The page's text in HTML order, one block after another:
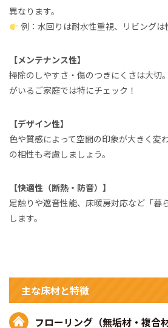
異なります。
例：水回りは耐水性重視、リビングは
【メンテナンス性】
掃除のしやすさ・傷のつきにくさは大切
がいるご家庭では特にチェック！
【デザイン性】
色や質感によって空間の印象が大きく変
の相性も考慮しましょう。
【快適性（断熱・防音）】
足触りや遮音性能、床暖房対応など「暮
します。
主な床材と特徴
フローリング（無垢材・複合材